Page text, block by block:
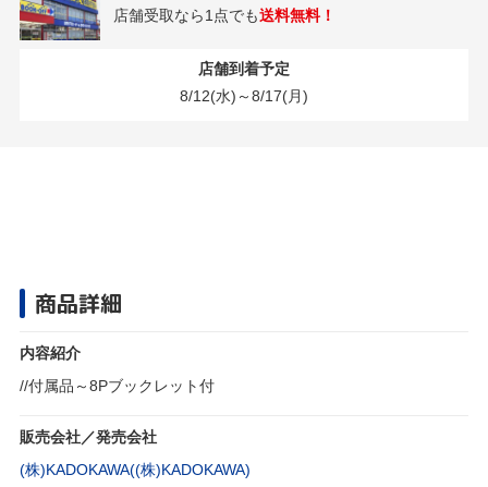
店舗受取なら1点でも送料無料！
店舗到着予定
8/12(水)～8/17(月)
商品詳細
内容紹介
//付属品～8Pブックレット付
販売会社／発売会社
(株)KADOKAWA((株)KADOKAWA)